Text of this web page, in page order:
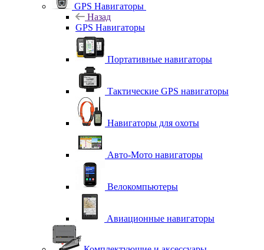
GPS Навигаторы
Назад
GPS Навигаторы
Портативные навигаторы
Тактические GPS навигаторы
Навигаторы для охоты
Авто-Мото навигаторы
Велокомпьютеры
Авиационные навигаторы